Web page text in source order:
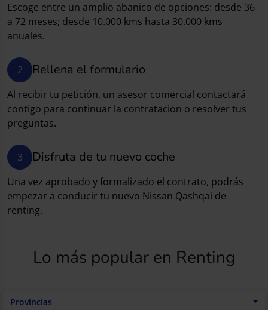
Escoge entre un amplio abanico de opciones: desde 36
a 72 meses; desde 10.000 kms hasta 30.000 kms
anuales.
2 Rellena el formulario
Al recibir tu petición, un asesor comercial contactará
contigo para continuar la contratación o resolver tus
preguntas.
3 Disfruta de tu nuevo coche
Una vez aprobado y formalizado el contrato, podrás
empezar a conducir tu nuevo Nissan Qashqai de
renting.
Lo más popular en Renting
Provincias